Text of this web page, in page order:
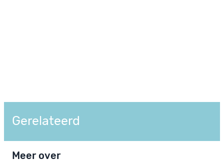
Gerelateerd
Meer over